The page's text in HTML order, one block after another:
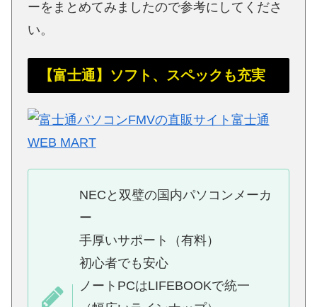
ーをまとめてみましたので参考にしてくださ
い。
【富士通】ソフト、スペックも充実
NECと双璧の国内パソコンメーカ
ー
手厚いサポート（有料）
初心者でも安心
ノートPCはLIFEBOOKで統一